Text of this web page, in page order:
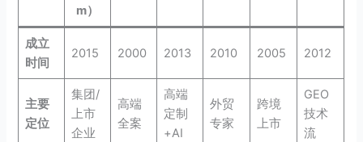
m）
成立
时间
2015 2000 2013 2010 2005 2012
主要
定位
集团/
上市
企业
高端
全案
高端
定制
+AI
外贸
专家
跨境
上市
GEO
技术
流